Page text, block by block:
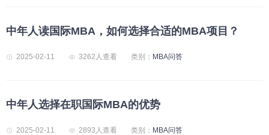
中年人读国际MBA，如何选择合适的MBA项目？
2025-02-11 3262人查看 类别： MBA问答
中年人选择在职国际MBA的优势
2025-02-11 2893人查看 类别： MBA问答